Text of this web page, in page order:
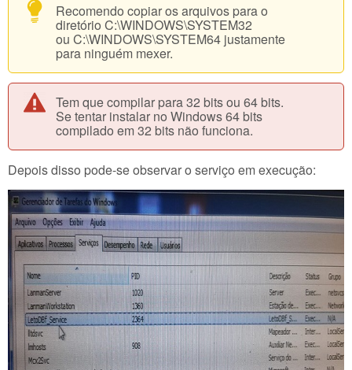
Recomendo copiar os arquivos para o
diretório C:\WINDOWS\SYSTEM32
ou C:\WINDOWS\SYSTEM64 justamente
para ninguém mexer.
Tem que compilar para 32 bits ou 64 bits.
Se tentar instalar no Windows 64 bits
compilado em 32 bits não funciona.
Depois disso pode-se observar o serviço em execução: